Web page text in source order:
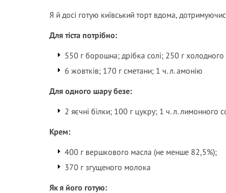
Я й досі готую київський торт вдома,
Для тіста потрібно:
550 г борошна; дрібка солі; 250 г
6 жовтків; 170 г сметани; 1 ч. л. амонію
Для одного шару безе:
2 яєчні білки; 100 г цукру; 1 ч. л. лимонного
Крем:
400 г вершкового масла (не менше 82,5%);
370 г згущеного молока
Як я його готую: